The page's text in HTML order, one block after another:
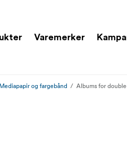
Varemerker
Mediapapir og fargebånd Albums for